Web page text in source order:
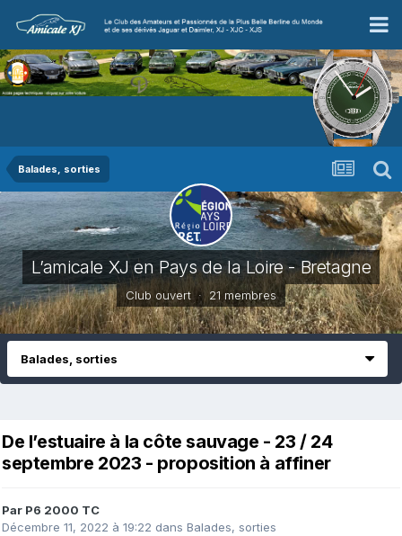
Balades, sorties
L’amicale XJ en Pays de la Loire - Bretagne
Club ouvert · 21 membres
Balades, sorties
De l’estuaire à la côte sauvage - 23 / 24
septembre 2023 - proposition à affiner
Par P6 2000 TC
Décembre 11, 2022 à 19:22 dans Balades, sorties